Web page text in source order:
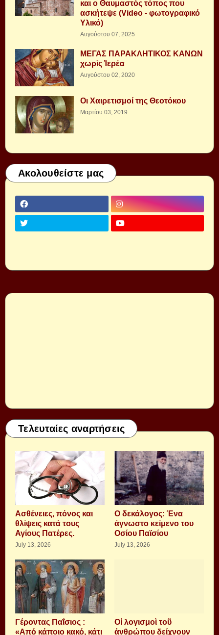
και ο Θαυμαστός τόπος που
ασκήτεψε (Video - φωτογραφικό
Υλικό)
Αυγούστου 07, 2025
ΜΕΓΑΣ ΠΑΡΑΚΛΗΤΙΚΟΣ ΚΑΝΩΝ
χωρὶς Ἱερέα
Αυγούστου 02, 2020
Οι Χαιρετισμοί της Θεοτόκου
Μαρτίου 03, 2019
Ακολουθείστε μας
Τελευταίες αναρτήσεις
Aσθένειες, πόνος και
θλίψεις κατά τους
Αγίους Πατέρες.
July 13, 2026
Ο δεκάλογος: Ένα
άγνωστο κείμενο του
Οσίου Παϊσίου
July 13, 2026
Γέροντας Παΐσιος :
«Από κάποιο κακό, κάτι
Οἱ λογισμοὶ τοῦ
ἀνθρώπου δείχνουν